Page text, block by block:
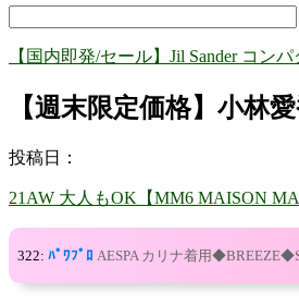
【国内即発/セール】Jil Sander コン
【週末限定価格】小林
投稿日：
21AW 大人もOK【MM6 MAISON
322: ﾊﾟﾜﾌﾟﾛ AESPA カリナ着用